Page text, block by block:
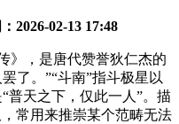
2026-02-13 17:48
，是唐代赞誉狄仁杰的
了。”“斗南”指斗极星以
普天之下，仅此一人”。描
常用来推崇某个范畴无法